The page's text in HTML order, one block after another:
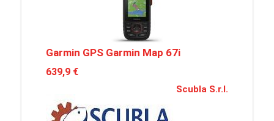
Garmin GPS Garmin Map 67i
639,9 €
Scubla S.r.l.